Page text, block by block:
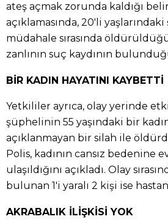
ateş açmak zorunda kaldığı
açıklamasında, 20'li
müdahale sırasında
zanlının suç kaydının
BİR KADIN HAYATINI KAYBETTİ
Yetkililer ayrıca, olay yerinde
şüphelinin 55 yaşındaki bir
açıklanmayan bir silah ile
Polis, kadının cansız bedenine
ulaşıldığını açıkladı. Olay
bulunan 1'i yaralı 2 kişi ise
AKRABALIK İLİŞKİSİ YOK